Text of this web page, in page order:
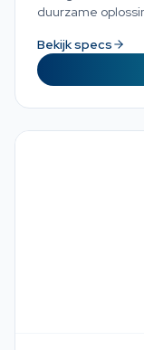
duurzame
Bekijk specs